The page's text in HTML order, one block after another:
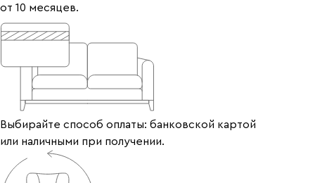
от 10 месяцев.
Выбирайте способ оплаты: банковской картой
или наличными при получении.